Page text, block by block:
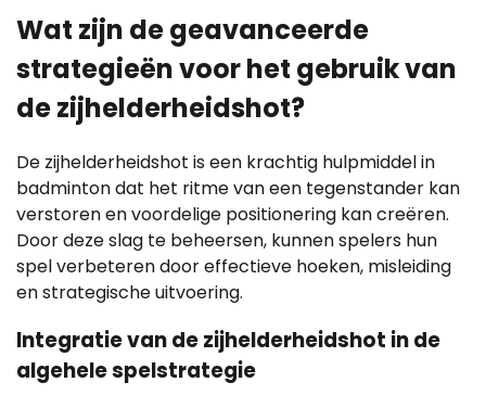
Wat zijn de geavanceerde
strategieën voor het gebruik van
de zijhelderheidshot?
De zijhelderheidshot is een krachtig hulpmiddel in
badminton dat het ritme van een tegenstander kan
verstoren en voordelige positionering kan creëren.
Door deze slag te beheersen, kunnen spelers hun
spel verbeteren door effectieve hoeken, misleiding
en strategische uitvoering.
Integratie van de zijhelderheidshot in de
algehele spelstrategie